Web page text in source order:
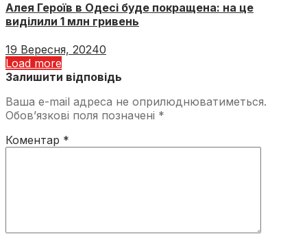
Алея Героїв в Одесі буде покращена: на це
виділили 1 млн гривень
19 Вересня, 20240
Load more
Залишити відповідь
Ваша e-mail адреса не оприлюднюватиметься.
Обов’язкові поля позначені *
Коментар *